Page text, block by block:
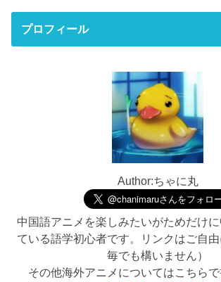
プロフィール
Author:ちゃに丸
中国語アニメを楽しみたいがためだけ
ている語学初心者です。リンクはご自
毎でも構いません）
その他海外アニメについてはこちら